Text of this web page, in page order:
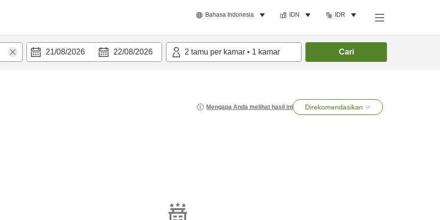
Bahasa Indonesia IDN IDR
21/08/2026 22/08/2026 2 tamu per kamar • 1 kamar Cari
Mengapa Anda melihat hasil ini Direkomendasikan